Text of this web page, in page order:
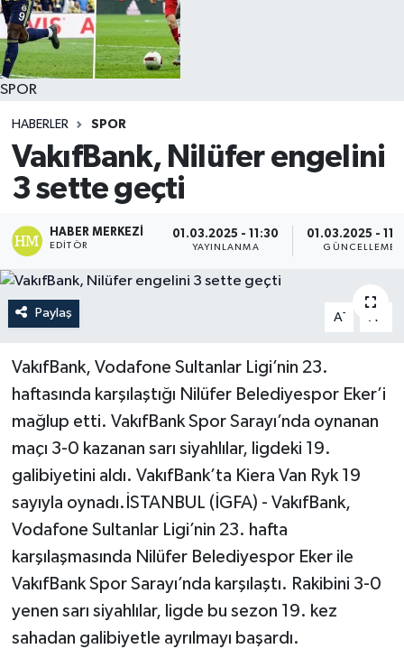
SPOR
HABERLER SPOR
VakıfBank, Nilüfer engelini
3 sette geçti
HABER MERKEZI
EDITÖR
01.03.2025 - 11:30
YAYINLANMA
01.03.2025 -
GÜNCELLEME
Paylaş A- A
VakıfBank, Vodafone Sultanlar Ligi’nin 23.
haftasında karşılaştığı Nilüfer Belediyespor Eker’i
mağlup etti. VakıfBank Spor Sarayı’nda oynanan
maçı 3-0 kazanan sarı siyahlılar, ligdeki 19.
galibiyetini aldı. VakıfBank’ta Kiera Van Ryk 19
sayıyla oynadı.İSTANBUL (İGFA) - VakıfBank,
Vodafone Sultanlar Ligi’nin 23. hafta
karşılaşmasında Nilüfer Belediyespor Eker ile
VakıfBank Spor Sarayı’nda karşılaştı. Rakibini 3-0
yenen sarı siyahlılar, ligde bu sezon 19. kez
sahadan galibiyetle ayrılmayı başardı.